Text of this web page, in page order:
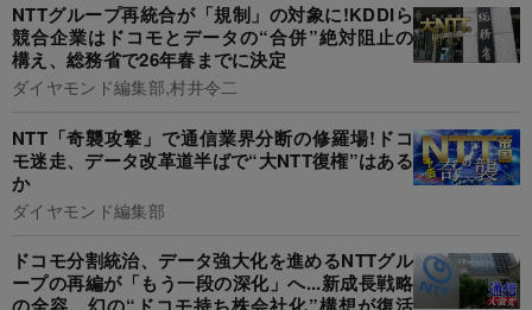
NTTグループ再統合が「規制」の対象に!KDDIら
競合企業はドコモとデータの“合併”絶対阻止の
構え、総務省で26年春までに決定
ダイヤモンド編集部,村井令二
NTT「奇襲攻撃」で通信業界分断の修羅場!ドコ
モ迷走、データ改革道半ばで“大NTT復権”はある
か
ダイヤモンド編集部
ドコモ分割統治、データ強大化を進めるNTTグル
ープの再編が「もう一段の深化」へ...新成長戦略